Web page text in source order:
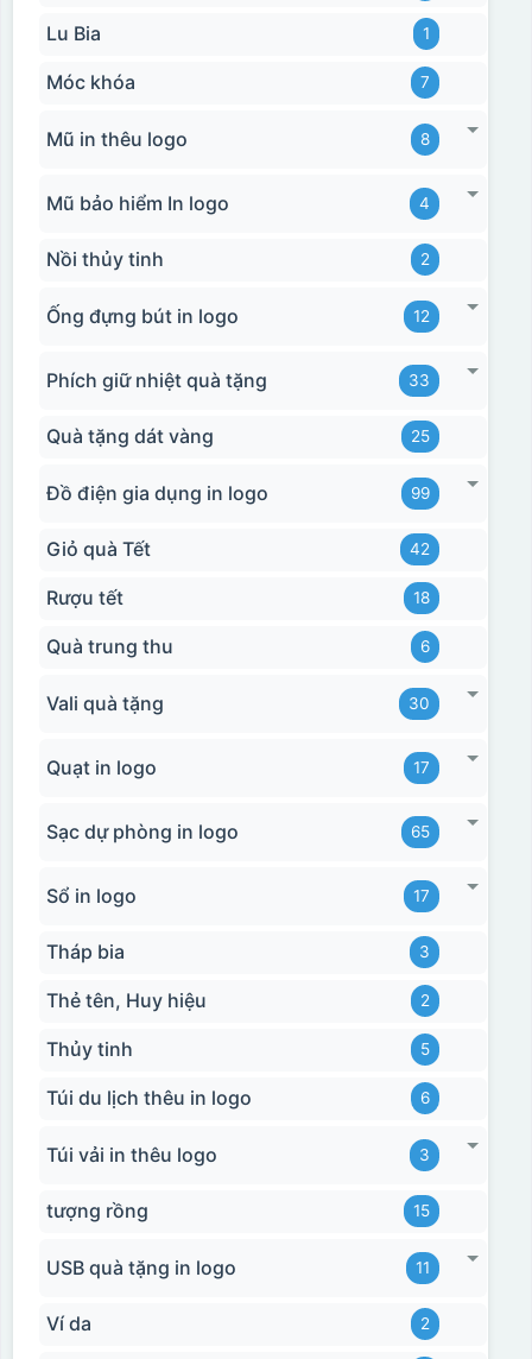
Lu Bia 1
Móc khóa 7
Mũ in thêu logo 8
Mũ bảo hiểm In logo 4
Nồi thủy tinh 2
Ống đựng bút in logo 12
Phích giữ nhiệt quà tặng 33
Quà tặng dát vàng 25
Đồ điện gia dụng in logo 99
Giỏ quà Tết 42
Rượu tết 18
Quà trung thu 6
Vali quà tặng 30
Quạt in logo 17
Sạc dự phòng in logo 65
Sổ in logo 17
Tháp bia 3
Thẻ tên, Huy hiệu 2
Thủy tinh 5
Túi du lịch thêu in logo 6
Túi vải in thêu logo 3
tượng rồng 15
USB quà tặng in logo 11
Ví da 2